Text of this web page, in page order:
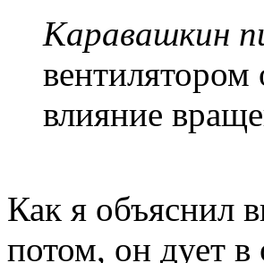
Каравашкин
влияние
Как я объяснил
потом, он дует в